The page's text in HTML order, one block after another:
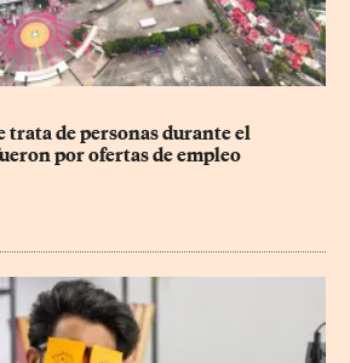
trata de personas durante el
por ofertas de empleo